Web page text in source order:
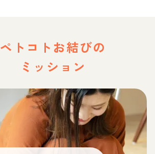
ペトコトお結びの
ミッション